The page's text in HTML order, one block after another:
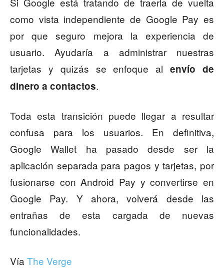
como vista independiente de Google Pay es
por que seguro mejora la experiencia de
usuario. Ayudaría a administrar nuestras
tarjetas y quizás se enfoque alenvío de
dinero a contactos.
Toda esta transición puede llegar a resultar
confusa para los usuarios. En definitiva,
Google Wallet ha pasado desde ser la
aplicación separada para pagos y tarjetas, por
fusionarse con Android Pay y convertirse en
Google Pay. Y ahora, volverá desde las
entrañas de esta cargada de nuevas
funcionalidades.
Vía The Verge